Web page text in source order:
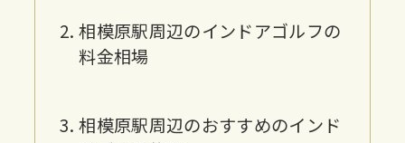
相模原駅周辺のインドアゴルフの
料金相場
相模原駅周辺のおすすめのインド